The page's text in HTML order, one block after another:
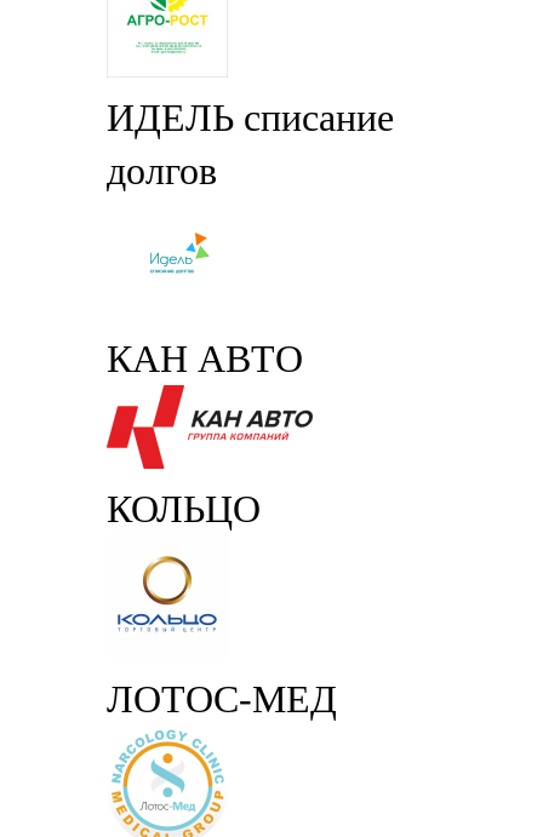
ИДЕЛЬ списание
долгов
КАН АВТО
КОЛЬЦО
ЛОТОС-МЕД